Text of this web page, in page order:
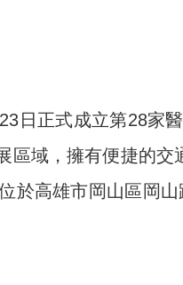
日正式成立第28家
域，擁有便捷的
於高雄市岡山區岡